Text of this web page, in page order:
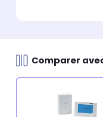
Comparer